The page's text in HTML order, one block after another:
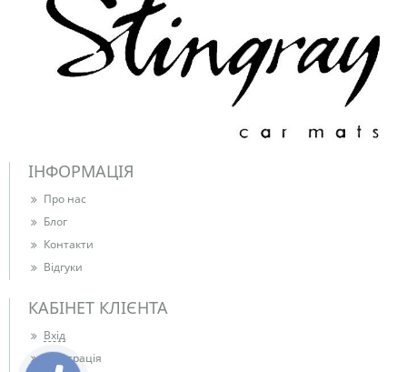
ІНФОРМАЦІЯ
Про нас
Блог
Контакти
Відгуки
КАБІНЕТ КЛІЄНТА
Вхід
Реєстрація